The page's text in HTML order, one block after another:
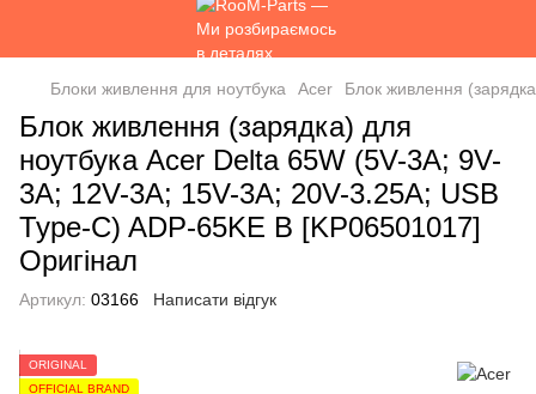
Блоки живлення для ноутбука Acer Блок живлення
Блок живлення (зарядка) для
ноутбука Acer Delta 65W (5V-3A; 9V-
3А; 12V-3А; 15V-3А; 20V-3.25А; USB
Type-C) ADP-65KE B [KP06501017]
Оригінал
Артикул: 03166 Написати відгук
ORIGINAL
OFFICIAL BRAND